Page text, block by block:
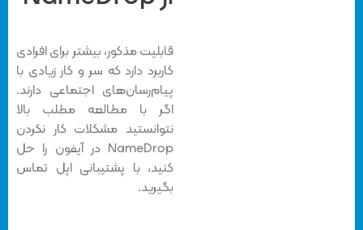
قابلیت مذکور، بیشتر برای افرادی
کاربرد دارد که سر و کار زیادی با
پیام‌رسان‌های اجتماعی دارند.
اگر با مطالعه مطلب بالا
نتوانستید مشکلات کار نکردن
NameDrop در آیفون را حل
کنید، با پشتیبانی اپل تماس
بگیرید.